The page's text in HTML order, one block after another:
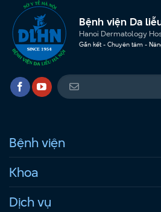
Bệnh viện Da
Hanoi Dermatology
Gắn kết - Chuyên tâm -
Bệnh viện
Khoa
Dịch vụ